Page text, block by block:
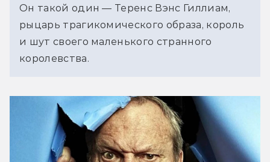
Он такой один — Теренс Вэнс Гиллиам,
рыцарь трагикомического образа, король
и шут своего маленького странного
королевства.